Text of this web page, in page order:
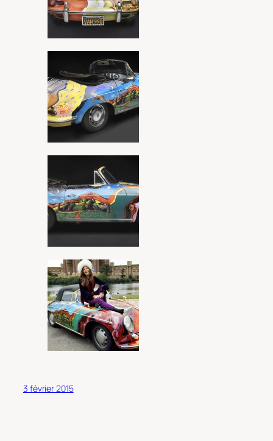
3 février 2015